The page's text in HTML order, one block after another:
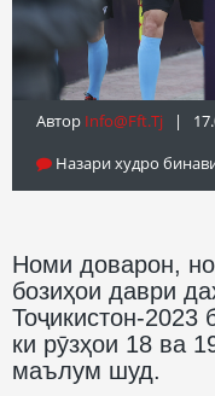
Автор Info@fft.tj |
Назари худро
Номи доварон,
бозиҳои даври
Тоҷикистон-2023
ки рӯзҳои 18 ва
маълум шуд.